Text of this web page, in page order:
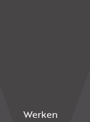
Werken